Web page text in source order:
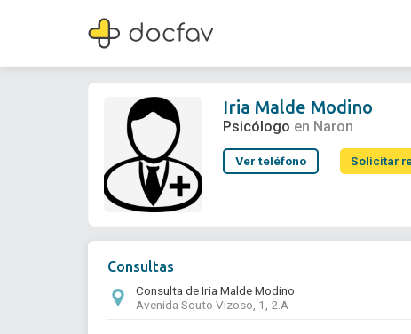
Iria Malde Modino
Psicólogo
Iria Malde Modino
Psicólogo en Naron
Ver teléfono Solicitar
Consultas
Consulta de Iria Malde Modino
Avenida Souto Vizoso, 1, 2.A